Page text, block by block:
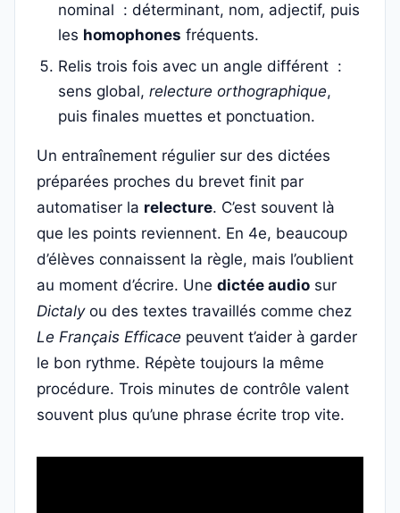
nominal : déterminant, nom, adjectif, puis
les homophones fréquents.
Relis trois fois avec un angle différent :
sens global, relecture orthographique,
puis finales muettes et ponctuation.
Un entraînement régulier sur des dictées
préparées proches du brevet finit par
automatiser la relecture. C’est souvent là
que les points reviennent. En 4e, beaucoup
d’élèves connaissent la règle, mais l’oublient
au moment d’écrire. Une dictée audio sur
Dictalyou des textes travaillés comme chez
Le Français Efficace peuvent t’aider à garder
le bon rythme. Répète toujours la même
procédure. Trois minutes de contrôle valent
souvent plus qu’une phrase écrite trop vite.